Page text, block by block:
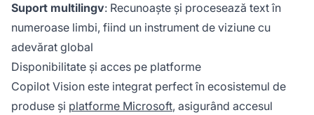
Suport multilingv: Recunoaște și procesează text în
numeroase limbi, fiind un instrument de viziune cu
adevărat global
Disponibilitate și acces pe platforme
Copilot Vision este integrat perfect în ecosistemul de
produse și platforme Microsoft, asigurând accesul